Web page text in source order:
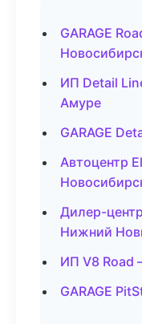
GARAGE
ИП Detail
Амуре
GARAGE
Автоцентр
Дилер-
Нижний
ИП V8 Road
GARAGE